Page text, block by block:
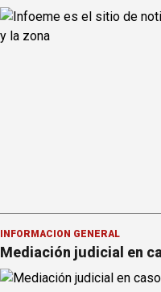
INFORMACION GENERAL
Mediación judicial en